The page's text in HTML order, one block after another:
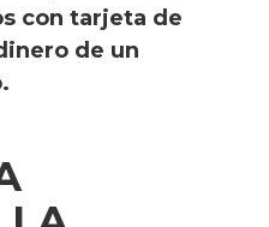
con tarjeta de
de un